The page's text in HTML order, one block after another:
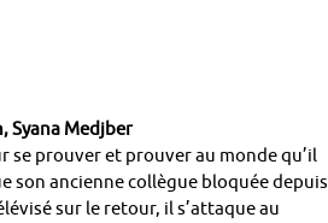
Syana Medjber
se prouver et prouver au monde qu’il
son ancienne collègue bloquée depuis
sur le retour, il s’attaque au